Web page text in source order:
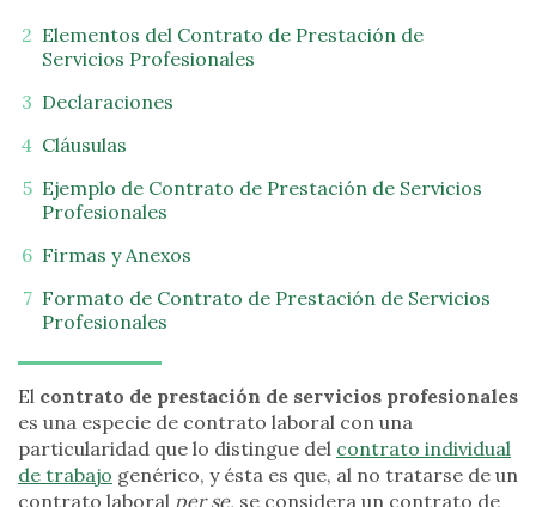
Elementos del Contrato de Prestación de
Servicios Profesionales
Declaraciones
Cláusulas
Ejemplo de Contrato de Prestación de Servicios
Profesionales
Firmas y Anexos
Formato de Contrato de Prestación de Servicios
Profesionales
El contrato de prestación de servicios profesionales
es una especie de contrato laboral con una
particularidad que lo distingue del contrato individual
de trabajo genérico, y ésta es que, al no tratarse de un
contrato laboral per se, se considera un contrato de